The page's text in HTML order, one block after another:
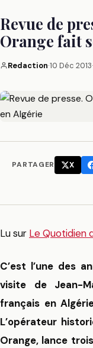
Revue de
Orange fait
Redaction·10 Déc 2013·
PARTAGER X
Lu sur Le Quotidien
C’est l’une des
visite de Jean-
français en
L’opérateur
Orange, lance